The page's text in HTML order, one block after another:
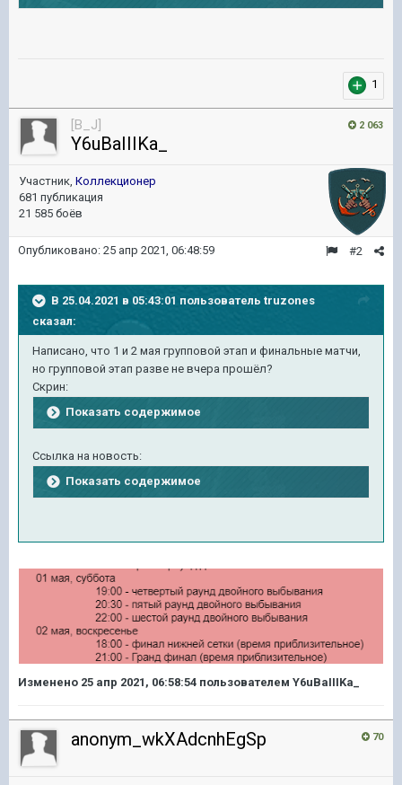
1
2 063
[B_J]
Y6uBaIIIKa_
Участник, Коллекционер
681 публикация
21 585 боёв
#2
Опубликовано: 25 апр 2021, 06:48:59
В 25.04.2021 в 05:43:01 пользователь truzones
сказал:
Написано, что 1 и 2 мая групповой этап и финальные матчи,
но групповой этап разве не вчера прошёл?
Скрин:
Показать содержимое
Ссылка на новость:
Показать содержимое
Изменено 25 апр 2021, 06:58:54 пользователем Y6uBaIIIKa_
70
anonym_wkXAdcnhEgSp